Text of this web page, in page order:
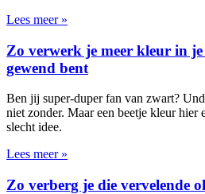
Lees meer »
Zo verwerk je meer kleur in
gewend bent
Ben jij super-duper fan van zwart?
niet zonder. Maar een beetje kleur hier
slecht idee.
Lees meer »
Zo verberg je die vervelende